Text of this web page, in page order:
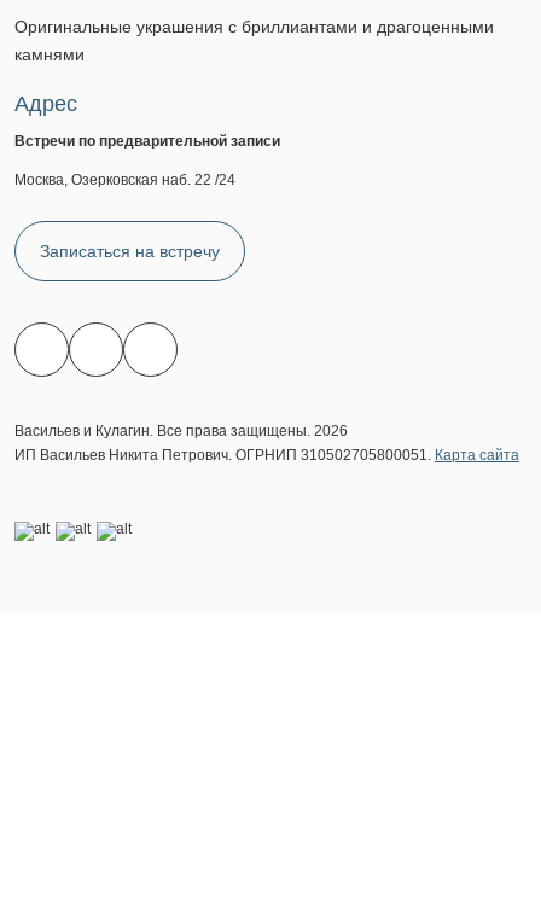
Оригинальные украшения с бриллиантами и драгоценными
камнями
Адрес
Встречи по предварительной записи
Москва, Озерковская наб. 22 /24
Записаться на встречу
Васильев и Кулагин. Все права защищены. 2026
ИП Васильев Никита Петрович. ОГРНИП 310502705800051. Карта сайта